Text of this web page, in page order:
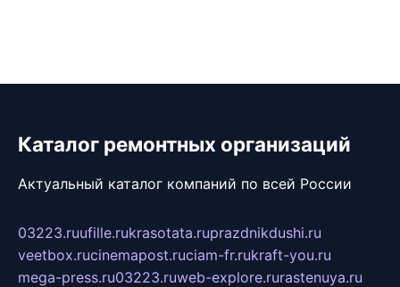
Каталог ремонтных организаций
Актуальный каталог компаний по всей России
03223.ruufille.rukrasotata.ruprazdnikdushi.ru
veetbox.rucinemapost.ruciam-fr.rukraft-you.ru
mega-press.ru03223.ruweb-explore.rurastenuya.ru